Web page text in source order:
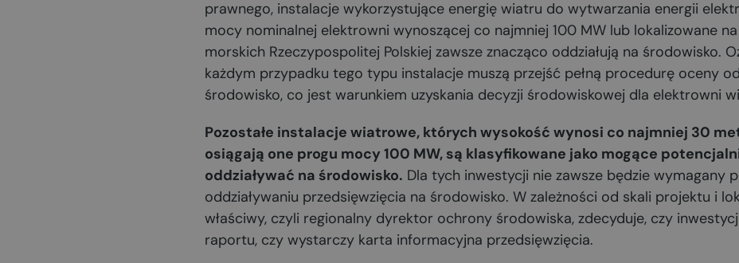
prawnego, instalacje wykorzystujące energię wiatru do wytwarzania energii
mocy nominalnej elektrowni wynoszącej co najmniej 100 MW lub lokalizowane
morskich Rzeczypospolitej Polskiej zawsze znacząco oddziałują na środowisko.
każdym przypadku tego typu instalacje muszą przejść pełną procedurę oceny
środowisko, co jest warunkiem uzyskania decyzji środowiskowej dla elektrowni
Pozostałe instalacje wiatrowe, których wysokość wynosi co najmniej 30
osiągają one progu mocy 100 MW, są klasyfikowane jako mogące
oddziaływać na środowisko. Dla tych inwestycji nie zawsze będzie wymagany
oddziaływaniu przedsięwzięcia na środowisko. W zależności od skali projektu i
właściwy, czyli regionalny dyrektor ochrony środowiska, zdecyduje, czy
raportu, czy wystarczy karta informacyjna przedsięwzięcia.